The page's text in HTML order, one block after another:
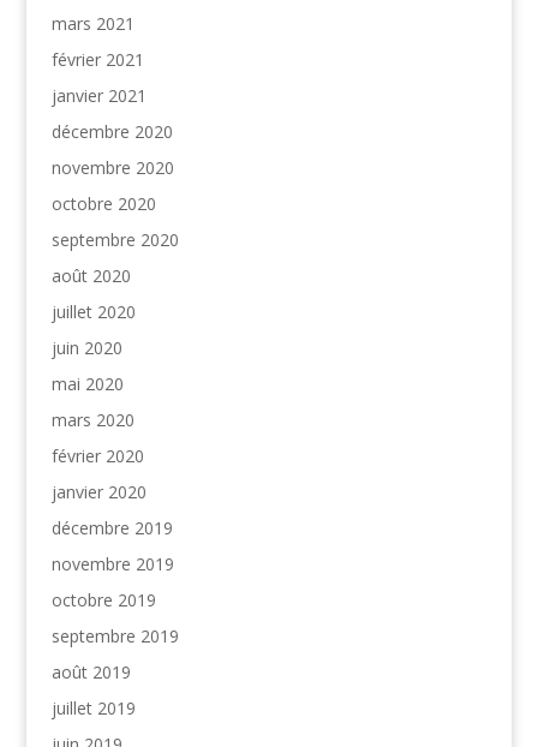
mars 2021
février 2021
janvier 2021
décembre 2020
novembre 2020
octobre 2020
septembre 2020
août 2020
juillet 2020
juin 2020
mai 2020
mars 2020
février 2020
janvier 2020
décembre 2019
novembre 2019
octobre 2019
septembre 2019
août 2019
juillet 2019